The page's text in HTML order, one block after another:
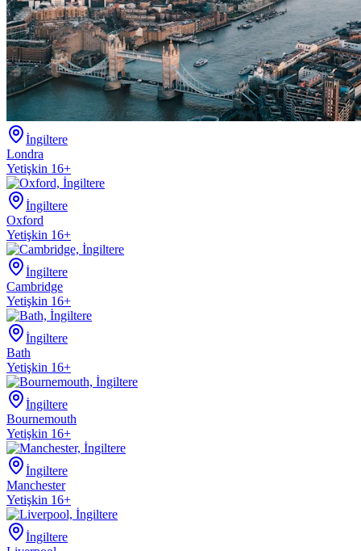
İngiltere
Londra
Yetişkin 16+
İngiltere
Oxford
Yetişkin 16+
İngiltere
Cambridge
Yetişkin 16+
İngiltere
Bath
Yetişkin 16+
İngiltere
Bournemouth
Yetişkin 16+
İngiltere
Manchester
Yetişkin 16+
İngiltere